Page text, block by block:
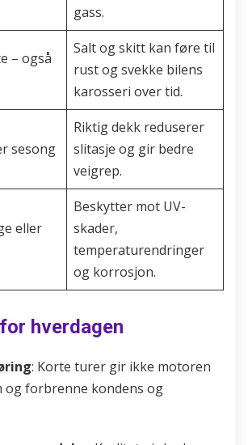
gass.
– også
Salt og skitt kan føre til
rust og svekke bilens
karosseri over tid.
sesong
Riktig dekk reduserer
slitasje og gir bedre
veigrep.
eller
Beskytter mot UV-
skader,
temperaturendringer
og korrosjon.
hverdagen
: Korte turer gir ikke motoren
og forbrenne kondens og